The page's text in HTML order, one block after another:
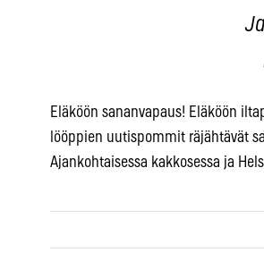
Eläköön sananvapaus! Eläköön
lööppien uutispommit räjähtävät
Ajankohtaisessa kakkosessa ja